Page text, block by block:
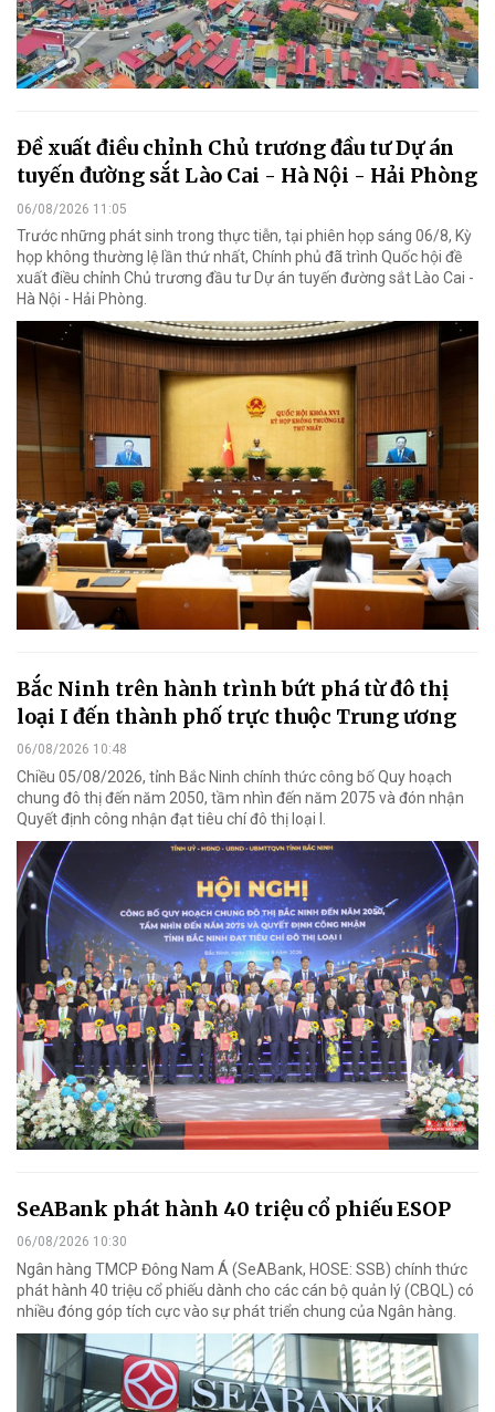
Đề xuất điều chỉnh Chủ trương đầu tư Dự án
tuyến đường sắt Lào Cai - Hà Nội - Hải Phòng
06/08/2026 11:05
Trước những phát sinh trong thực tiễn, tại phiên họp sáng 06/8, Kỳ
họp không thường lệ lần thứ nhất, Chính phủ đã trình Quốc hội đề
xuất điều chỉnh Chủ trương đầu tư Dự án tuyến đường sắt Lào Cai -
Hà Nội - Hải Phòng.
Bắc Ninh trên hành trình bứt phá từ đô thị
loại I đến thành phố trực thuộc Trung ương
06/08/2026 10:48
Chiều 05/08/2026, tỉnh Bắc Ninh chính thức công bố Quy hoạch
chung đô thị đến năm 2050, tầm nhìn đến năm 2075 và đón nhận
Quyết định công nhận đạt tiêu chí đô thị loại I.
SeABank phát hành 40 triệu cổ phiếu ESOP
06/08/2026 10:30
Ngân hàng TMCP Đông Nam Á (SeABank, HOSE: SSB) chính thức
phát hành 40 triệu cổ phiếu dành cho các cán bộ quản lý (CBQL) có
nhiều đóng góp tích cực vào sự phát triển chung của Ngân hàng.